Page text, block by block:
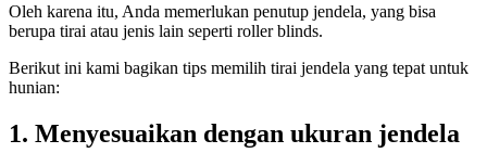
Oleh karena itu, Anda memerlukan penutup jendela, yang bisa
berupa tirai atau jenis lain seperti roller blinds.
Berikut ini kami bagikan tips memilih tirai jendela yang tepat untuk
hunian:
1. Menyesuaikan dengan ukuran jendela